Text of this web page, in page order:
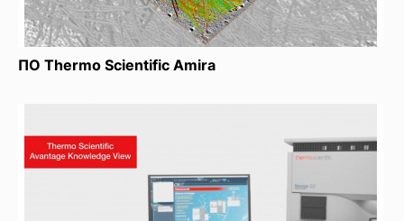
ПО Thermo Scientific Amira